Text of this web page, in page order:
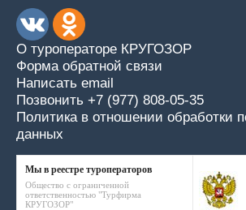
О туроператоре КРУГОЗОР
Форма обратной связи
Написать email
Позвонить +7 (977) 808-05-35
Политика в отношении обработки
данных
Мы в реестре туроператоров
Общество с ограниченной
ответственностью "Турфирма
КРУГОЗОР"